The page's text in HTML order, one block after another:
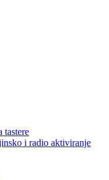
tastere
i radio aktiviranje